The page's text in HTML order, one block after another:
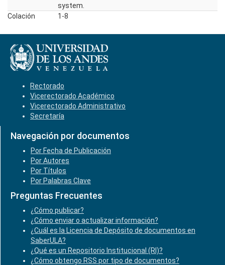
system.
Colación
1-8
Rectorado
Vicerectorado Académico
Vicerectorado Administrativo
Secretaría
Navegación por documentos
Por Fecha de Publicación
Por Autores
Por Títulos
Por Palabras Clave
Preguntas Frecuentes
¿Cómo publicar?
¿Cómo enviar o actualizar información?
¿Cuál es la Licencia de Depósito de documentos en
SaberULA?
¿Qué es un Repositorio Institucional (RI)?
¿Cómo obtengo RSS por tipo de documentos?